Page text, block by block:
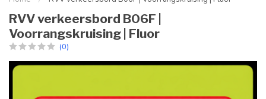
RVV verkeersbord B06F |
Voorrangskruising | Fluor
(0)